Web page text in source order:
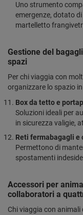
Uno strumento
emergenze, dotato
martelletto
Gestione del
spazi
Per chi viaggia con
organizzare lo spazio
Box da tetto e
Soluzioni ideali per
in sicurezza valigie,
Reti fermabagagli e
Permettono di
spostamenti
Accessori per
collaboratori a
Chi viaggia con